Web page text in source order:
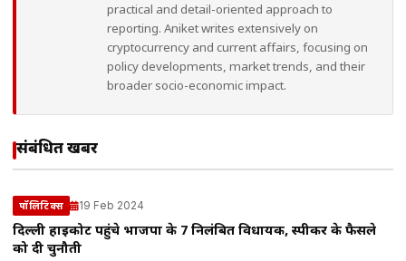
practical and detail-oriented approach to
reporting. Aniket writes extensively on
cryptocurrency and current affairs, focusing on
policy developments, market trends, and their
broader socio-economic impact.
संबंधित खबरें
पॉलिटिक्स 19 Feb 2024
दिल्ली हाईकोर्ट पहुंचे भाजपा के 7 निलंबित विधायक, स्पीकर के फैसले
को दी चुनौती